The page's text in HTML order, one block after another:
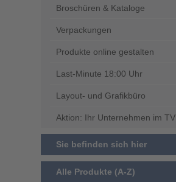
Broschüren & Kataloge
Verpackungen
Produkte online gestalten
Last-Minute 18:00 Uhr
Layout- und Grafikbüro
Aktion: Ihr Unternehmen im TV
Sie befinden sich hier
Alle Produkte (A-Z)